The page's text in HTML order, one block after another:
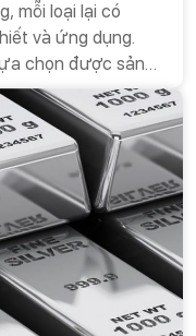
mỗi loại lại có
và ứng dụng.
chọn được sản
đích sử dụng.